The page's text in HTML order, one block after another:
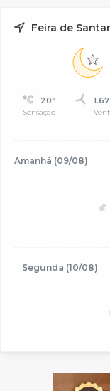
Feira de
20°
Sensação
Amanhã (09/08)
Segunda (10/08)